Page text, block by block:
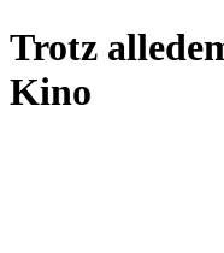
Trotz
Kino